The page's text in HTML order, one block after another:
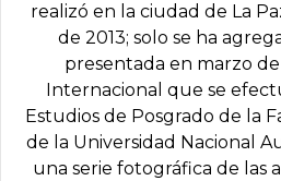
realizó en la ciudad de La
de 2013; solo se ha
presentada en marzo
Internacional que se
Estudios de Posgrado de la
de la Universidad Nacional
una serie fotográfica de las